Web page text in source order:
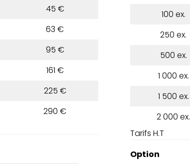
45 €
63 €
95 €
161 €
225 €
290 €
100 ex.
250 ex.
500 ex.
1 000 ex.
1 500 ex.
2 000 ex.
Tarifs H.T
Option